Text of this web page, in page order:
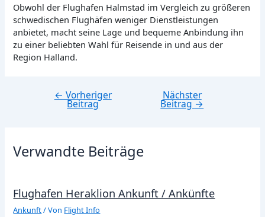
Obwohl der Flughafen Halmstad im Vergleich zu größeren
schwedischen Flughäfen weniger Dienstleistungen
anbietet, macht seine Lage und bequeme Anbindung ihn
zu einer beliebten Wahl für Reisende in und aus der
Region Halland.
Beitragsnavigation
← Vorheriger
Beitrag
Nächster
Beitrag→
Verwandte Beiträge
Flughafen Heraklion Ankunft / Ankünfte
Ankunft/ Von Flight Info